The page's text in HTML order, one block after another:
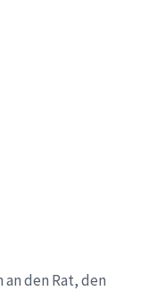
den Rat, den